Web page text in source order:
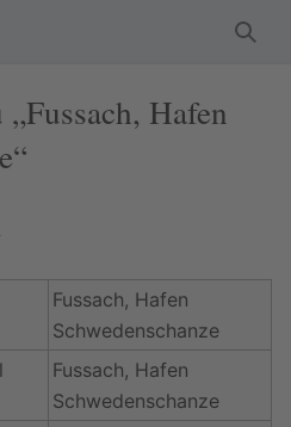
Hafen
Fussach, Hafen
Schwedenschanze
Fussach, Hafen
Schwedenschanze